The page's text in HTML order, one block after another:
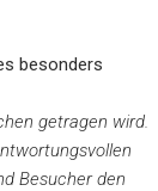
besonders
getragen wird.
Besucher den